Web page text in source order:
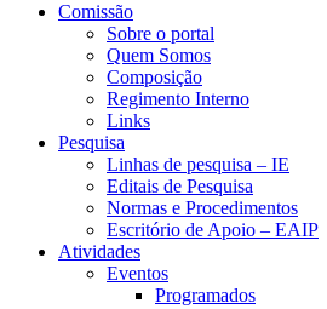
Comissão
Sobre o portal
Quem Somos
Composição
Regimento Interno
Links
Pesquisa
Linhas de pesquisa – IE
Editais de Pesquisa
Normas e Procedimentos
Escritório de Apoio – EAIP
Atividades
Eventos
Programados